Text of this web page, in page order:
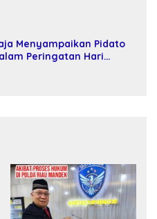
Menyampaikan Pidato
Peringatan Hari